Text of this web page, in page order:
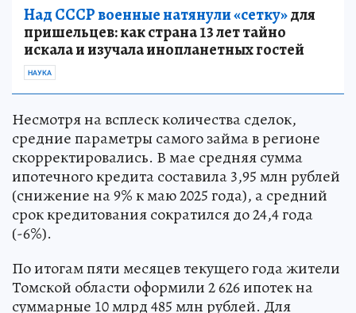
Над СССР военные натянули «сетку»для
пришельцев: как страна 13 лет тайно
искала и изучала инопланетных гостей
НАУКА
Несмотря на всплеск количества сделок,
средние параметры самого займа в регионе
скорректировались. В мае средняя сумма
ипотечного кредита составила 3,95 млн рублей
(снижение на 9% к маю 2025 года), а средний
срок кредитования сократился до 24,4 года
(-6%).
По итогам пяти месяцев текущего года жители
Томской области оформили 2 626 ипотек на
суммарные 10 млрд 485 млн рублей. Для